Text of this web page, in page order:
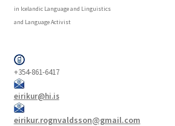
in Icelandic Language and Linguistics
and Language Activist
+354-861-6417
eirikur@hi.is
eirikur.rognvaldsson@gmail.com